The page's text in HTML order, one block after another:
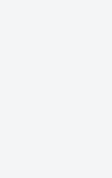
und durch den
ohne